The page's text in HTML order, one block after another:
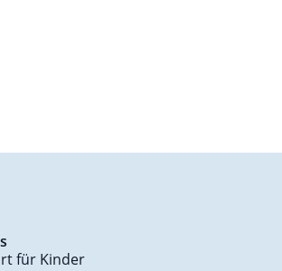
für Kinder